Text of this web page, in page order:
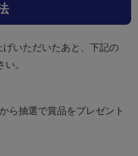
いただいたあと、下記の
。
ら抽選で賞品をプレゼント